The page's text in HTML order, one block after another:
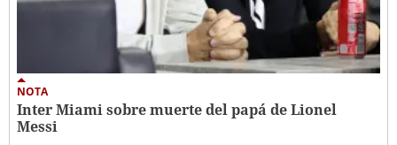
NOTA
Inter Miami sobre muerte del papá de Lionel
Messi